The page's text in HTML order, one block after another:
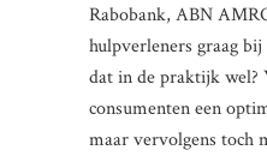
Rabobank, ABN
hulpverleners graag
dat in de praktijk wel?
consumenten een
maar vervolgens toch